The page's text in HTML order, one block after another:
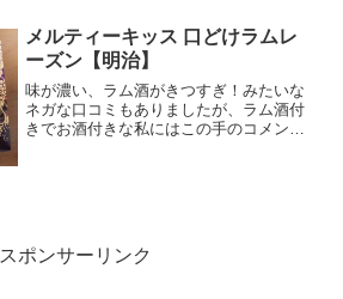
メルティーキッス 口どけラムレ
ーズン【明治】
味が濃い、ラム酒がきつすぎ！みたいな
ネガな口コミもありましたが、ラム酒付
きでお酒付きな私にはこの手のコメント
スポンサーリンク